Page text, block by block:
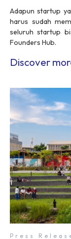
Adapun startup
harus sudah
seluruh startup
Founders Hub.
Discover
Press